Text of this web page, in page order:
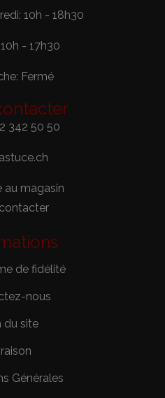
10h - 18h30
- 17h30
Fermé
342 50 50
au magasin
de fidélité
nous
du site
Générales